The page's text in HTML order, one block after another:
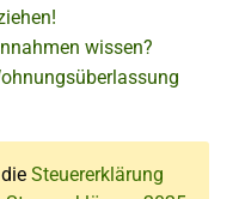
wissen?
Steuererklärung